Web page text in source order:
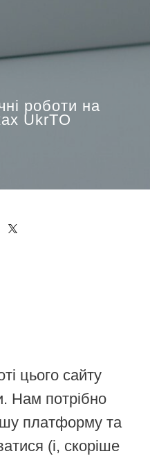
роботи на
UkrTO
цього сайту
Нам потрібно
платформу та
(і, скоріше